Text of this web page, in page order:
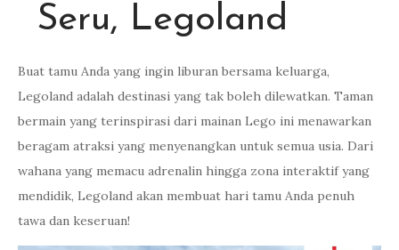
Seru, Legoland
Buat tamu Anda yang ingin liburan bersama keluarga,
Legoland adalah destinasi yang tak boleh dilewatkan. Taman
bermain yang terinspirasi dari mainan Lego ini menawarkan
beragam atraksi yang menyenangkan untuk semua usia. Dari
wahana yang memacu adrenalin hingga zona interaktif yang
mendidik, Legoland akan membuat hari tamu Anda penuh
tawa dan keseruan!